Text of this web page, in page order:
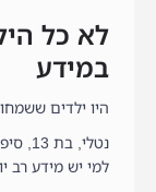
לא כל
במידע
היו ילדים
נטלי,
למי יש מידע רב